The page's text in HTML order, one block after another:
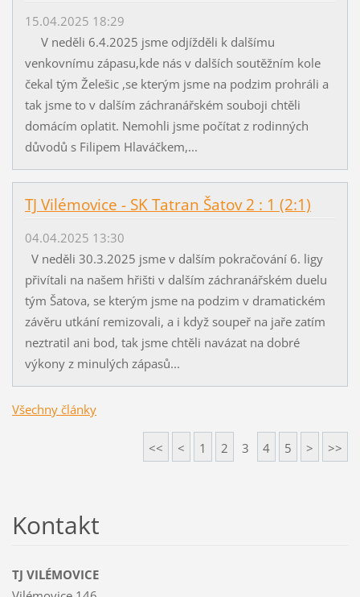
15.04.2025 18:29
V neděli 6.4.2025 jsme odjížděli k dalšímu
venkovnímu zápasu,kde nás v dalších soutěžním kole
čekal tým Želešic ,se kterým jsme na podzim prohráli a
tak jsme to v dalším záchranářském souboji chtěli
domácím oplatit. Nemohli jsme počítat z rodinných
důvodů s Filipem Hlaváčkem,...
TJ Vilémovice - SK Tatran Šatov 2 : 1 (2:1)
04.04.2025 13:30
V neděli 30.3.2025 jsme v dalším pokračování 6. ligy
přivítali na našem hřišti v dalším záchranářském duelu
tým Šatova, se kterým jsme na podzim v dramatickém
závěru utkání remizovali, a i když soupeř na jaře zatím
neztratil ani bod, tak jsme chtěli navázat na dobré
výkony z minulých zápasů...
Všechny články
<< < 1 2 3 4 5 > >>
Kontakt
TJ VILÉMOVICE